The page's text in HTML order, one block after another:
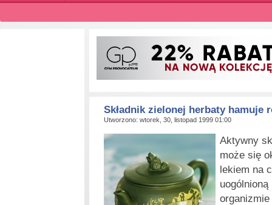
Składnik zielonej herbaty hamuje
Utworzono: wtorek, 30, listopad 1999 01:00
Aktywny
może się
lekiem na